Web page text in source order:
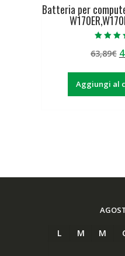
Batteria per
4.50
su
63,89€ Il
Aggiungi al
L M M